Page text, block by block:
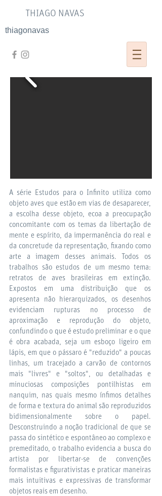
THIAGO NAVAS
thiagonavas
A série Estudos para o Infinito utiliza como
objeto aves que estão em vias de desaparecer,
a escolha desse objeto, ecoa a preocupação
concomitante com os temas da libertação de
mente e espírito, da impermanência do real e
da concretude da representação, fixando como
arte a imagem desses animais. Todos os
trabalhos são estudos de um mesmo tema:
retratos de aves brasileiras em extinção.
Expostos em uma distribuição que os
apresenta não hierarquizados, os desenhos
evidenciam rupturas no processo de
aproximação e reprodução do objeto,
confundindo o que é estudo preliminar e o que
é obra acabada, seja um esboço ligeiro em
lápis, em que o pássaro é "reduzido" a poucas
linhas, um tracejado a carvão de contornos
mais "livres" e "soltos", ou detalhadas e
minuciosas composições pontilhistas em
nanquim, nas quais mesmo ínfimos detalhes
de forma e textura do animal são reproduzidos
bidimensionalmente sobre o papel.
Desconstruindo a noção tradicional de que se
passa do sintético e espontâneo ao complexo e
premeditado, o trabalho evidencia a busca do
artista por libertar-se de convenções
formalistas e figurativistas e praticar maneiras
mais intuitivas e expressivas de transformar
objetos reais em desenho.